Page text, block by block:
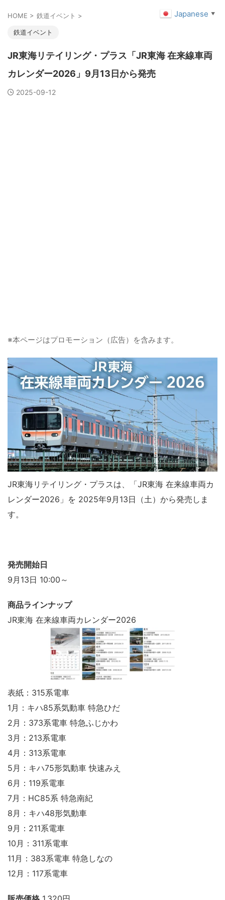
HOME > 鉄道イベント >
鉄道イベント
JR東海リテイリング・プラス「JR東海 在来線車両
カレンダー2026」9月13日から発売
2025-09-12
※本ページはプロモーション（広告）を含みます。
JR東海リテイリング・プラスは、「JR東海 在来線車両カ
レンダー2026」を 2025年9月 13日（土）から発売しま
す。
発売開始日
9月 13日 10:00～
商品ラインナップ
JR東海 在来線車両カレンダー2026
表紙： 315系電車
1月：キハ85系気動車 特急ひだ
2月： 373系電車 特急ふじかわ
3月： 213系電車
4月： 313系電車
5月：キハ75形気動車 快速みえ
6月： 119系電車
7月： HC85系 特急南紀
8月：キハ48形気動車
9月： 211系電車
10月： 311系電車
11月： 383系電車 特急しなの
12月： 117系電車
Japanese ▼